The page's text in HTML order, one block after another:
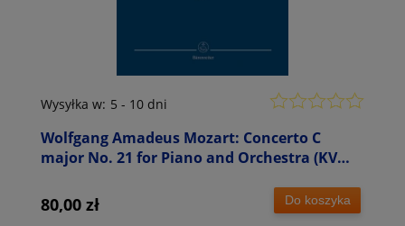
Wolfgang Amadeus Mozart: Concerto C
major No. 21 for Piano and Orchestra (KV
partytura studyjna
Wysyłka w: 5 - 10 dni
80,00 zł Do koszyka